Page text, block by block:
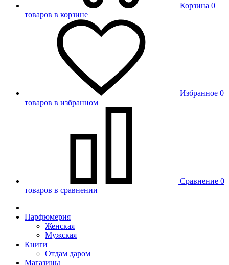
Корзина 0
товаров в корзине
Избранное 0
товаров в избранном
Сравнение 0
товаров в сравнении
Парфюмерия
Женская
Мужская
Книги
Отдам даром
Магазины